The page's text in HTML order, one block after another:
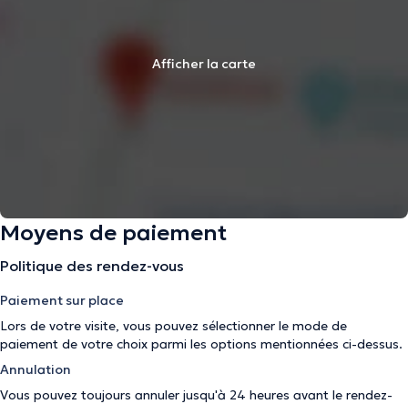
Afficher la carte
Moyens de paiement
Politique des rendez-vous
Paiement sur place
Lors de votre visite, vous pouvez sélectionner le mode de
paiement de votre choix parmi les options mentionnées ci-dessus.
Annulation
Vous pouvez toujours annuler jusqu'à 24 heures avant le rendez-